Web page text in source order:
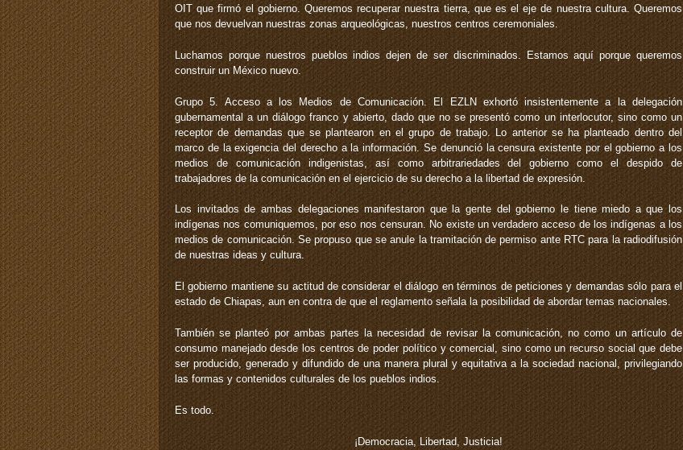
OIT que firmó el gobierno. Queremos recuperar nuestra tierra, que es el eje de nuestra cultura. Queremos
que nos devuelvan nuestras zonas arqueológicas, nuestros centros ceremoniales.
Luchamos porque nuestros pueblos indios dejen de ser discriminados. Estamos aquí porque queremos
construir un México nuevo.
Grupo 5. Acceso a los Medios de Comunicación. El EZLN exhortó insistentemente a la delegación
gubernamental a un diálogo franco y abierto, dado que no se presentó como un interlocutor, sino como un
receptor de demandas que se plantearon en el grupo de trabajo. Lo anterior se ha planteado dentro del
marco de la exigencia del derecho a la información. Se denunció la censura existente por el gobierno a los
medios de comunicación indigenistas, así como arbitrariedades del gobierno como el despido de
trabajadores de la comunicación en el ejercicio de su derecho a la libertad de expresión.
Los invitados de ambas delegaciones manifestaron que la gente del gobierno le tiene miedo a que los
indígenas nos comuniquemos, por eso nos censuran. No existe un verdadero acceso de los indígenas a los
medios de comunicación. Se propuso que se anule la tramitación de permiso ante RTC para la radiodifusión
de nuestras ideas y cultura.
El gobierno mantiene su actitud de considerar el diálogo en términos de peticiones y demandas sólo para el
estado de Chiapas, aun en contra de que el reglamento señala la posibilidad de abordar temas nacionales.
También se planteó por ambas partes la necesidad de revisar la comunicación, no como un artículo de
consumo manejado desde los centros de poder político y comercial, sino como un recurso social que debe
ser producido, generado y difundido de una manera plural y equitativa a la sociedad nacional, privilegiando
las formas y contenidos culturales de los pueblos indios.
Es todo.
¡Democracia, Libertad, Justicia!